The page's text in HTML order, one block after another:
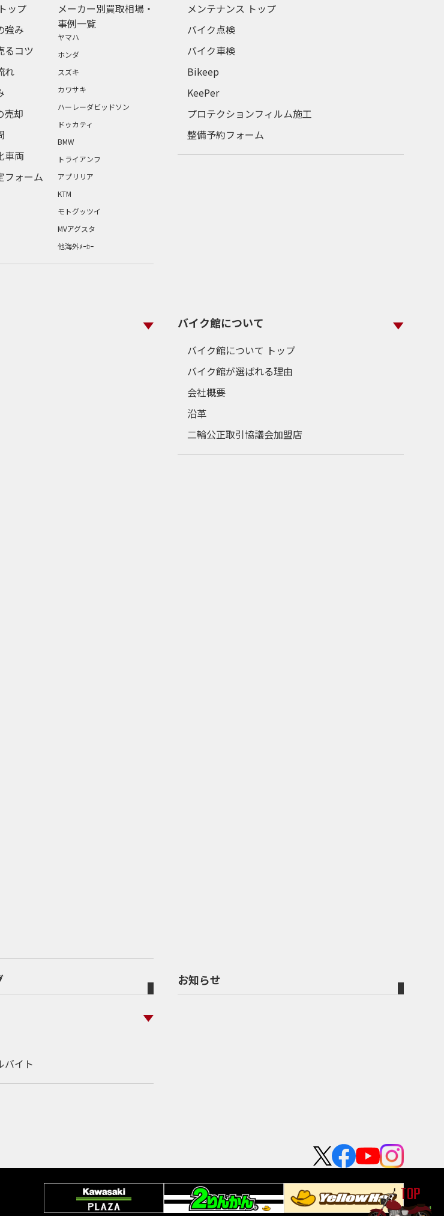
ップ
強み
るコツ
れ
売却
車両
フォーム
メーカー別買取相場・
事例一覧
ヤマハ
ホンダ
スズキ
カワサキ
ハーレーダビッドソン
ドゥカティ
BMW
トライアンフ
アプリリア
KTM
モトグッツイ
MVアグスタ
他海外ﾒｰｶｰ
メンテナンス トップ
バイク点検
バイク車検
Bikeep
KeePer
プロテクションフィルム施工
整備予約フォーム
バイク館について
バイク館について トップ
バイク館が選ばれる理由
会社概要
沿革
二輪公正取引協議会加盟店
お知らせ
バイト
TOP